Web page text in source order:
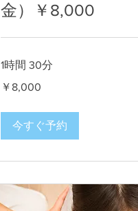
金）￥8,000
1時間 30分
円
￥8,000
今すぐ予約